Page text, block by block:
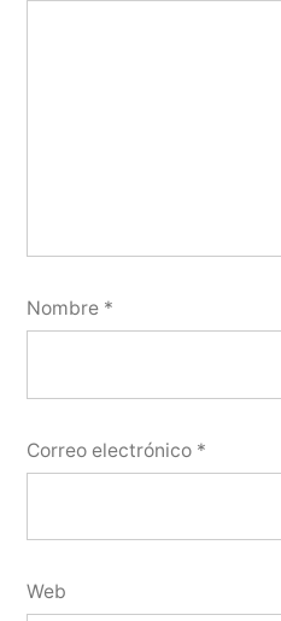
Nombre *
Correo electrónico *
Web